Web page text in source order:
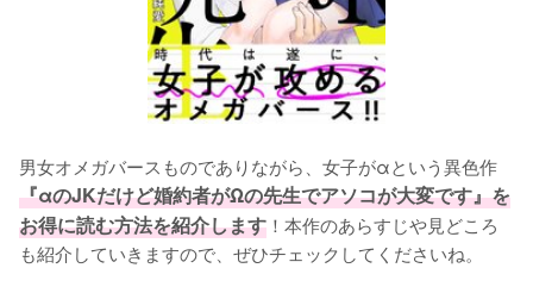
男女オメガバースものでありながら、女子がαという異色作
『αのJKだけど婚約者がΩの先生でアソコが大変です』を
お得に読む方法を紹介します ！本作のあらすじや見どころ
も紹介していきますので、ぜひチェックしてくださいね。